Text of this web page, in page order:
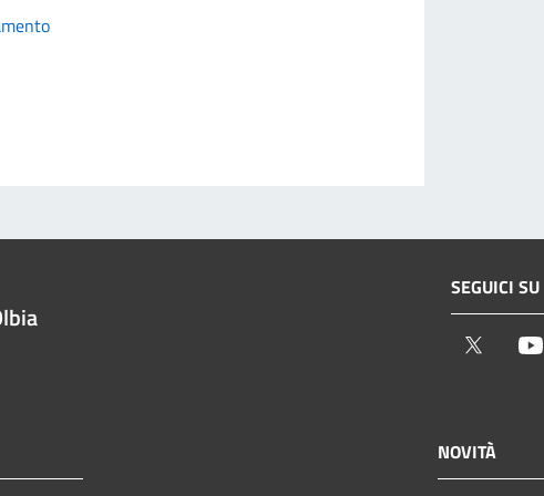
SEGUICI SU
Twitter
NOVITÀ